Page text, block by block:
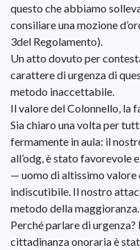
questo che abbiamo
consiliare una mozione
3del Regolamento).
Un atto dovuto per
carattere di urgenza di
metodo inaccettabile.
Il valore del Colonnello, la
Sia chiaro una volta per
fermamente in aula: il
all’odg, è stato favorevole
— uomo di altissimo
indiscutibile. Il nostro
metodo della maggioranza.
Perché parlare di
cittadinanza onoraria è